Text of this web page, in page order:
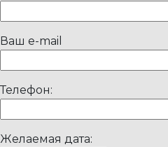
Ваш e-mail
Телефон:
Желаемая дата: